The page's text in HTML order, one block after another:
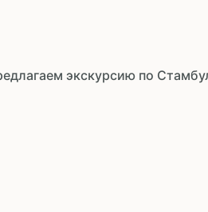
экскурсию по